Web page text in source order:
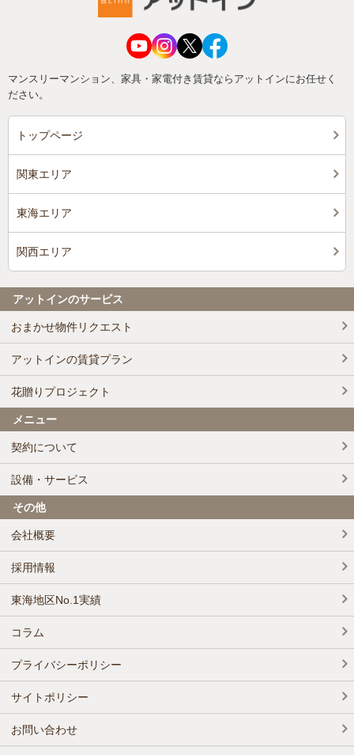
マンスリーマンション、家具・家電付き賃貸ならアットインにお任せく
ださい。
トップページ
関東エリア
東海エリア
関西エリア
アットインのサービス
おまかせ物件リクエスト
アットインの賃貸プラン
花贈りプロジェクト
メニュー
契約について
設備・サービス
その他
会社概要
採用情報
東海地区No.1実績
コラム
プライバシーポリシー
サイトポリシー
お問い合わせ